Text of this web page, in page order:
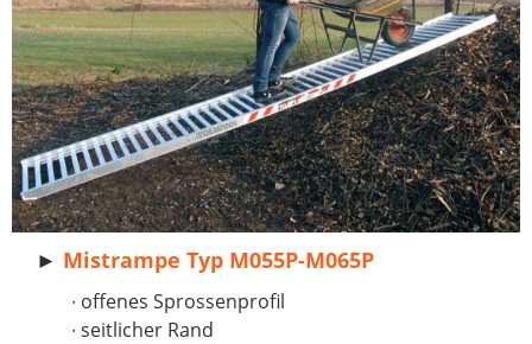
► Mistrampe Typ M055P-M065P
∙ offenes Sprossenprofil
∙ seitlicher Rand